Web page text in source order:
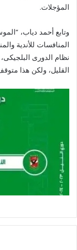
المؤجلات.
وتابع أحمد دياب،
المنافسات للأندية
نظام الدورى
القليل، ولكن هذا